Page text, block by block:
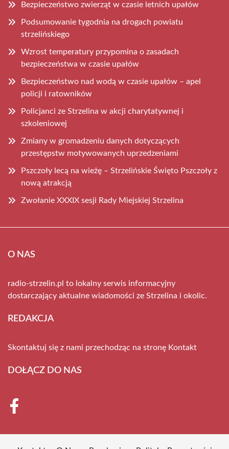
Bezpieczeństwo zwierząt w czasie letnich upałów
Podsumowanie tygodnia na drogach powiatu
strzelińskiego
Wzrost temperatury przypomina o zasadach
bezpieczeństwa w czasie upałów
Bezpieczeństwo nad wodą w czasie upałów – apel
policji i ratowników
Policjanci ze Strzelina w akcji charytatywnej i
szkoleniowej
Zmiany w gromadzeniu danych dotyczących
przestępstw motywowanych uprzedzeniami
Pszczoły lecą na wieżę – Strzelińskie Święto Pszczoły z
nową atrakcją
Zwołanie XXXIX sesji Rady Miejskiej Strzelina
O NAS
radio-strzelin.pl to lokalny serwis informacyjny
dostarczający aktualne wiadomości ze Strzelina i okolic.
REDAKCJA
Skontaktuj się z nami przechodząc na stronę Kontakt
DOŁĄCZ DO NAS